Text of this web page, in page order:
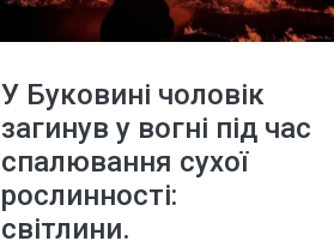
У Буковині чоловік
загинув у вогні під час
спалювання сухої
рослинності:
світлини.